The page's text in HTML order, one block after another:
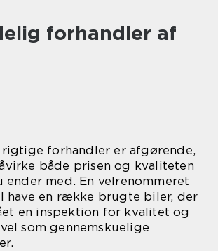
forhandler af
forhandler er afgørende,
både prisen og kvaliteten
ender med. En velrenommeret
have en række brugte biler, der
en inspektion for kvalitet og
som gennemskuelige